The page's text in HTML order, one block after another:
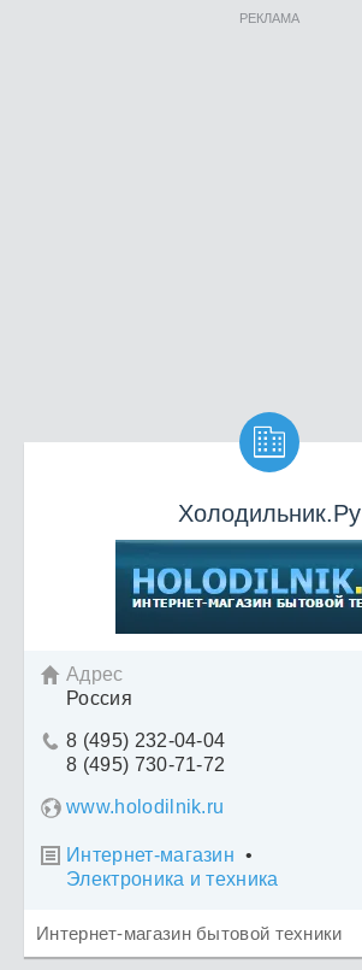
РЕКЛАМА

Холодильник.Ру
 Адрес
Россия
 8 (495) 232-04-04
8 (495) 730-71-72
www.holodilnik.ru
 Интернет-магазин •
Электроника и техника
Интернет-магазин бытовой техники